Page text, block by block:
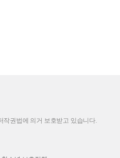
작권법에 의거 보호받고 있습니다.